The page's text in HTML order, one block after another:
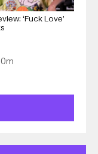
‘Fuck Love’